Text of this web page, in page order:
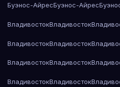
Буэнос-АйресБуэнос-Айрес
ВладивостокВладивосток
ВладивостокВладивосток
ВладивостокВладивосток
ВладивостокВладивосток